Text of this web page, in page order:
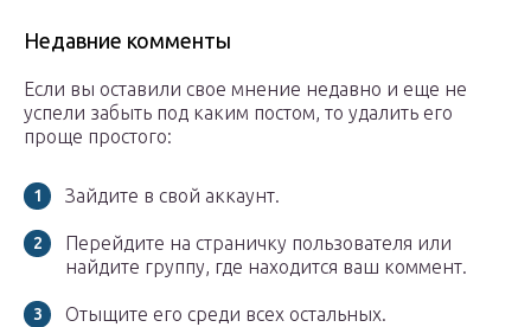
Недавние комменты
Если вы оставили свое мнение недавно и еще не
успели забыть под каким постом, то удалить его
проще простого:
Зайдите в свой аккаунт.
Перейдите на страничку пользователя или
найдите группу, где находится ваш коммент.
Отыщите его среди всех остальных.